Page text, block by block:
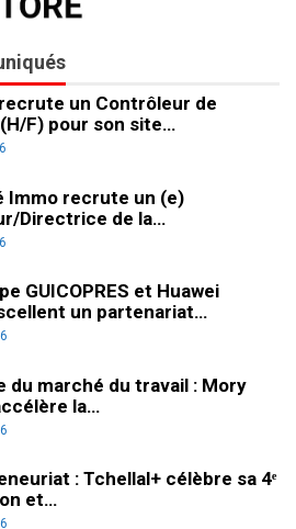
recrute un Contrôleur de
F) pour son site…
Immo recrute un (e)
Directrice de la…
GUICOPRES et Huawei
un partenariat…
du marché du travail : Mory
la…
: Tchellal+ célèbre sa 4ᵉ
et…